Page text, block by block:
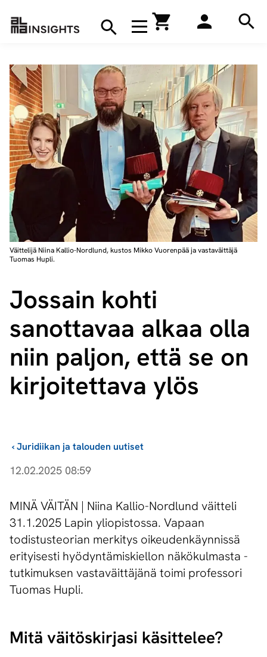
Avaa navigaatio
Hae
Väittelijä Niina Kallio-Nordlund, kustos Mikko Vuorenpää ja vastaväittäjä
Tuomas Hupli.
Jossain kohti
sanottavaa alkaa olla
niin paljon, että se on
kirjoitettava ylös
Juridiikan ja talouden uutiset
›
12.02.2025 08:59
MINÄ VÄITÄN | Niina Kallio-Nordlund väitteli
31.1.2025 Lapin yliopistossa. Vapaan
todistusteorian merkitys oikeudenkäynnissä
erityisesti hyödyntämiskiellon näkökulmasta -
tutkimuksen vastaväittäjänä toimi professori
Tuomas Hupli.
Mitä väitöskirjasi käsittelee?